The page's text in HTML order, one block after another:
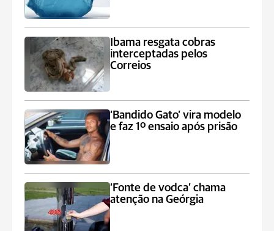
Ibama resgata cobras
interceptadas pelos
Correios
‘Bandido Gato’ vira modelo
e faz 1º ensaio após prisão
‘Fonte de vodca’ chama
atenção na Geórgia